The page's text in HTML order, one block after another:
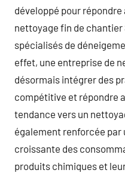
développé pour
nettoyage fin de chantier
spécialisés de
effet, une entreprise de
désormais intégrer des
compétitive et répondre
tendance vers un
également renforcée par
croissante des
produits chimiques et